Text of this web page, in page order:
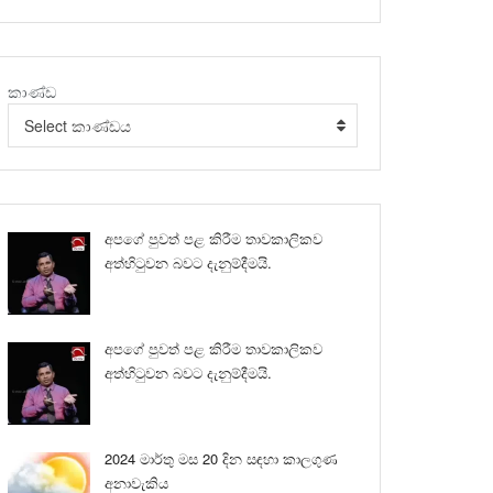
කාණ්ඩ
Select කාණ්ඩය
අපගේ පුවත් පළ කිරීම තාවකාලිකව
අත්හිටුවන බවට දැනුම්දීමයි.
අපගේ පුවත් පළ කිරීම තාවකාලිකව
අත්හිටුවන බවට දැනුම්දීමයි.
2024 මාර්තු මස 20 දින සඳහා කාලගුණ
අනාවැකිය